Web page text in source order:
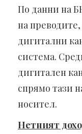
По данни на
на
дигитални
система.
дигитален
спрямо тази
носител.
Нетният